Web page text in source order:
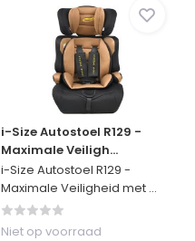
i-Size Autostoel R129 -
Maximale Veiligh...
i-Size Autostoel R129 -
Maximale Veiligheid met ...
Niet op voorraad